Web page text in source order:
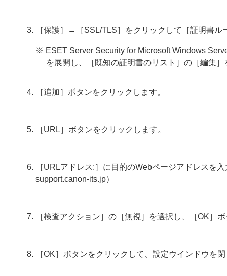
［保護］→［SSL/TLS］をクリックして［証明書ル
※ ESET Server Security for Microsoft Windows
を展開し、［既知の証明書のリスト］の［編集
［追加］ボタンをクリックします。
［URL］ボタンをクリックします。
［URLアドレス:］に目的のWebページアドレスを
support.canon-its.jp）
［検査アクション］の［無視］を選択し、［OK］
［OK］ボタンをクリックして、設定ウインドウを